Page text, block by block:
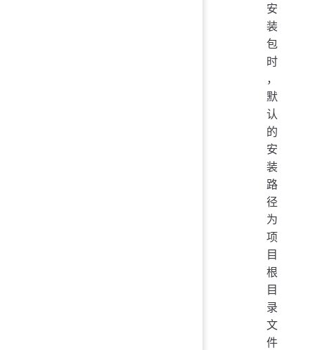
安
装
包
时
，
默
认
的
安
装
路
径
为
项
目
根
目
录
文
件